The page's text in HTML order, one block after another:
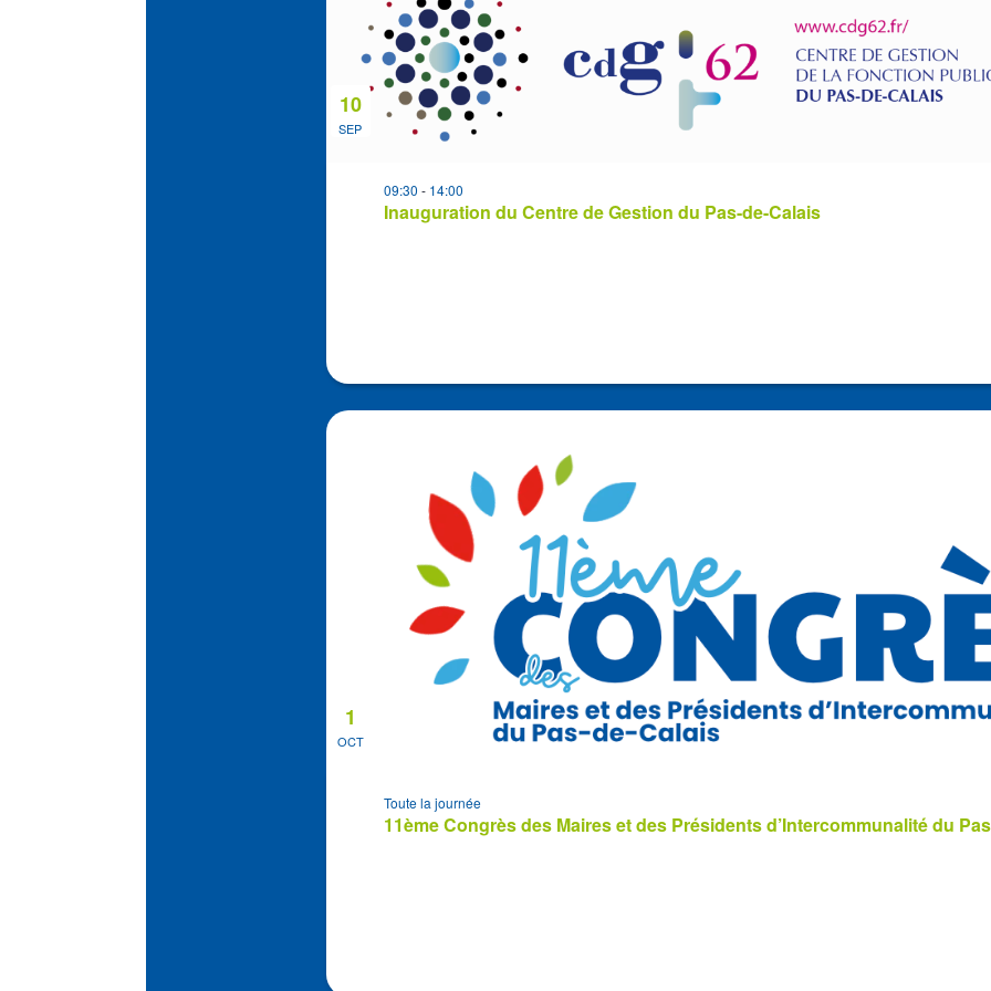
events
Photo
View
SEP
10
Inauguration du Centre de Gestion du Pas-de-Calais
09:30 - 14:00
OCT
1
11ème Congrès des Maires et des Présidents d’Intercommunalité du
Toute la journée